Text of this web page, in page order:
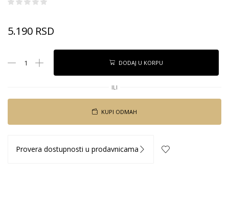
5.190 RSD
DODAJ U KORPU
ILI
KUPI ODMAH
Provera dostupnosti u prodavnicama